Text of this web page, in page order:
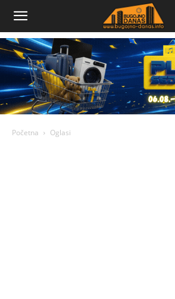
Bugojno
Danas
Početna Oglasi